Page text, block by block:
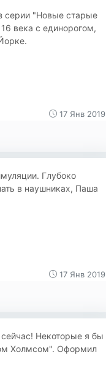
серии "Новые старые
века с единорогом,
17 Янв 2019
Глубоко
в наушниках, Паша
17 Янв 2019
Некоторые я бы
Холмсом". Оформил